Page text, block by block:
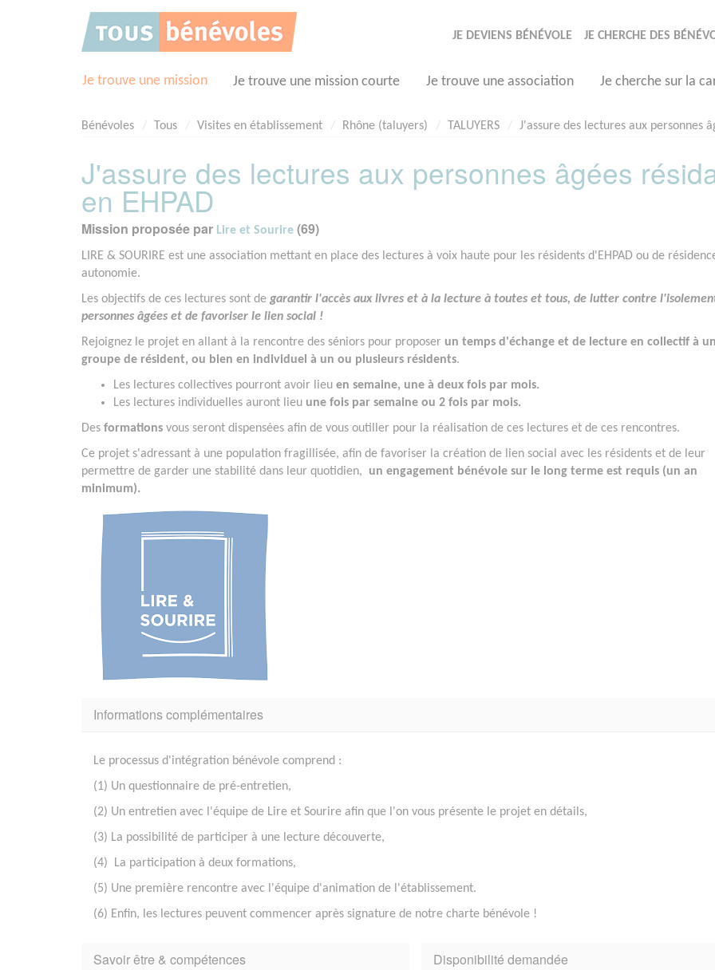
JE DEVIENS BÉNÉVOLE JE CHERCHE DES
Je trouve une mission Je trouve une mission courte Je trouve une association Je cherche sur la
Bénévoles Tous Visites en établissement Rhône (taluyers) TALUYERS J'assure des lectures aux personnes
J'assure des lectures aux personnes âgées
en EHPAD
Mission proposée par Lire et Sourire (69)
LIRE & SOURIRE est une association mettant en place des lectures à voix haute pour les résidents d'EHPAD ou de
autonomie.
Les objectifs de ces lectures sont de garantir l'accès aux livres et à la lecture à toutes et tous, de lutter contre
personnes âgées et de favoriser le lien social !
Rejoignez le projet en allant à la rencontre des séniors pour proposer un temps d'échange et de lecture en collectif à
groupe de résident, ou bien en individuel à un ou plusieurs résidents.
Les lectures collectives pourront avoir lieu en semaine, une à deux fois par mois.
Les lectures individuelles auront lieu une fois par semaine ou 2 fois par mois.
Des formations vous seront dispensées afin de vous outiller pour la réalisation de ces lectures et de ces rencontres.
Ce projet s'adressant à une population fragillisée, afin de favoriser la création de lien social avec les résidents et de leur
permettre de garder une stabilité dans leur quotidien,
un engagement bénévole sur le long terme est requis (un an
minimum).
Informations complémentaires
Le processus d'intégration bénévole comprend :
(1) Un questionnaire de pré-entretien,
(2) Un entretien avec l'équipe de Lire et Sourire afin que l'on vous présente le projet en détails,
(3) La possibilité de participer à une lecture découverte,
(4) La participation à deux formations,
(5) Une première rencontre avec l'équipe d'animation de l'établissement.
(6) Enfin, les lectures peuvent commencer après signature de notre charte bénévole !
Savoir être & compétences Disponibilité demandée